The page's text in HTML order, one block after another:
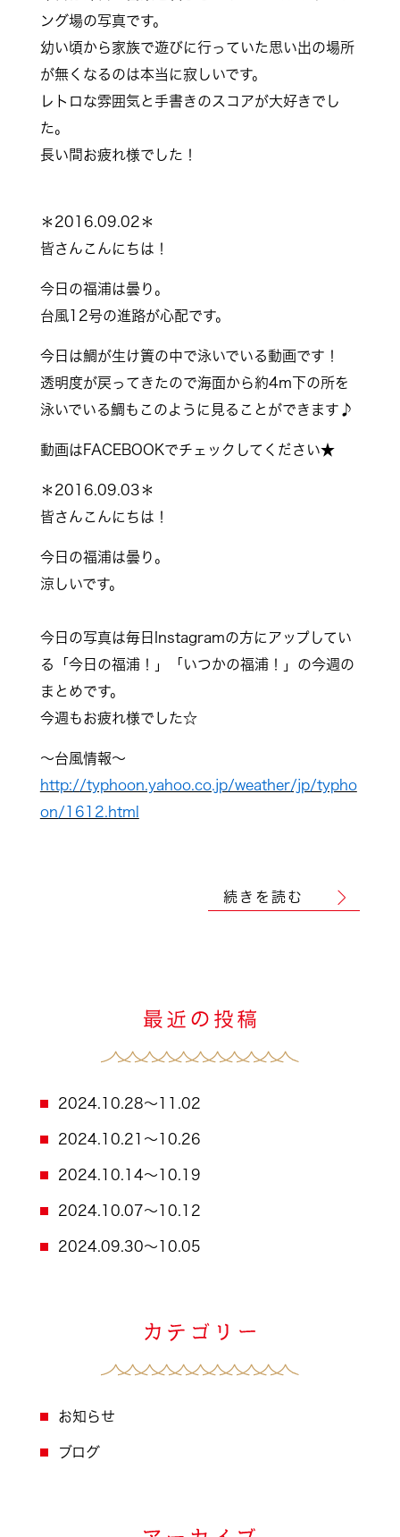
＊2016.09.01＊
皆さんこんにちは！
暑いですね。
今日は昨日で営業を終了したサンパールのボーリ
ング場の写真です。
幼い頃から家族で遊びに行っていた思い出の場所
が無くなるのは本当に寂しいです。
レトロな雰囲気と手書きのスコアが大好きでし
長い間お疲れ様でした！
今日は鯛が生け簀の中で泳いでいる動画です！
皆さんこんにちは！
今日の福浦は曇り。
涼しいです。
る「今日の福浦！」「いつかの福浦！」の今週の
まとめです。
http://typhoon.yahoo.co.jp/weather/jp/typho
on/1612.html